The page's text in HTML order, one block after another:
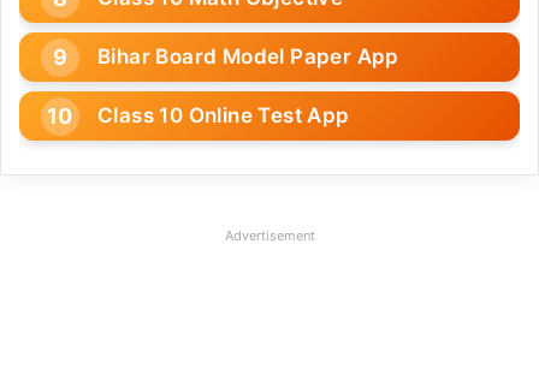
Bihar Board Model Paper App
Class 10 Online Test App
Advertisement